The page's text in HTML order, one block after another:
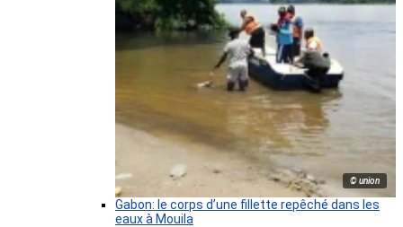
© union
Gabon: le corps d’une fillette repêché dans les
eaux à Mouila